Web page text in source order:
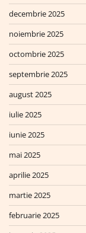
decembrie 2025
noiembrie 2025
octombrie 2025
septembrie 2025
august 2025
iulie 2025
iunie 2025
mai 2025
aprilie 2025
martie 2025
februarie 2025